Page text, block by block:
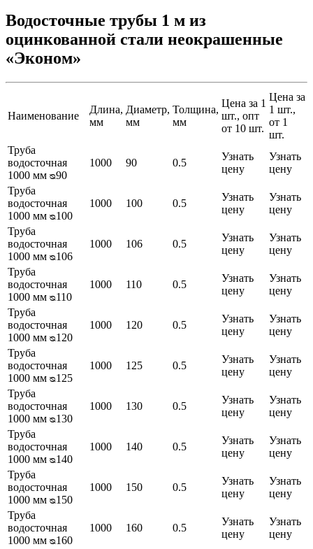
Водосточные трубы 1 м из
оцинкованной стали неокрашенные
«Эконом»
Наименование
Длина,
мм
Диаметр,
мм
Толщина,
мм
Цена за 1
шт., опт
от 10 шт.
Цена за
1 шт.,
от 1
шт.
Труба
водосточная
1000 мм ᴓ90
1000 90 0.5
Узнать
цену
Узнать
цену
Труба
водосточная
1000 мм ᴓ100
1000 100 0.5
Узнать
цену
Узнать
цену
Труба
водосточная
1000 мм ᴓ106
1000 106 0.5
Узнать
цену
Узнать
цену
Труба
водосточная
1000 мм ᴓ110
1000 110 0.5
Узнать
цену
Узнать
цену
Труба
водосточная
1000 мм ᴓ120
1000 120 0.5
Узнать
цену
Узнать
цену
Труба
водосточная
1000 мм ᴓ125
1000 125 0.5
Узнать
цену
Узнать
цену
Труба
водосточная
1000 мм ᴓ130
1000 130 0.5
Узнать
цену
Узнать
цену
Труба
водосточная
1000 мм ᴓ140
1000 140 0.5
Узнать
цену
Узнать
цену
Труба
водосточная
1000 мм ᴓ150
1000 150 0.5
Узнать
цену
Узнать
цену
Труба
водосточная
1000 мм ᴓ160
1000 160 0.5
Узнать
цену
Узнать
цену